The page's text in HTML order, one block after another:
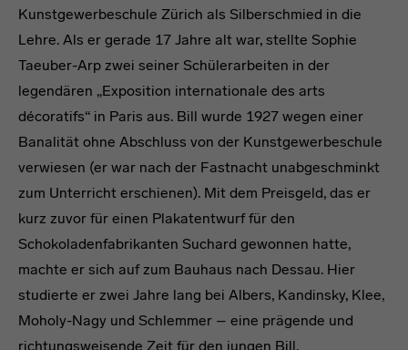
Kunstgewerbeschule Zürich als Silberschmied in die
Lehre. Als er gerade 17 Jahre alt war, stellte Sophie
Taeuber-Arp zwei seiner Schülerarbeiten in der
legendären „Exposition internationale des arts
décoratifs“ in Paris aus. Bill wurde 1927 wegen einer
Banalität ohne Abschluss von der Kunstgewerbeschule
verwiesen (er war nach der Fastnacht unabgeschminkt
zum Unterricht erschienen). Mit dem Preisgeld, das er
kurz zuvor für einen Plakatentwurf für den
Schokoladenfabrikanten Suchard gewonnen hatte,
machte er sich auf zum Bauhaus nach Dessau. Hier
studierte er zwei Jahre lang bei Albers, Kandinsky, Klee,
Moholy-Nagy und Schlemmer – eine prägende und
richtungsweisende Zeit für den jungen Bill.